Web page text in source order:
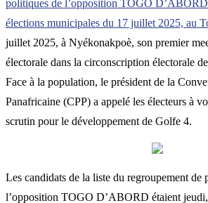
politiques de l’opposition TOGO D’ABORD
élections municipales du 17 juillet 2025, au
juillet 2025, à Nyékonakpoè, son premier
électorale dans la circonscription électorale
Face à la population, le président de la
Panafricaine (CPP) a appelé les électeurs à
scrutin pour le développement de Golfe 4.
Les candidats de la liste du regroupement de
l’opposition TOGO D’ABORD étaient